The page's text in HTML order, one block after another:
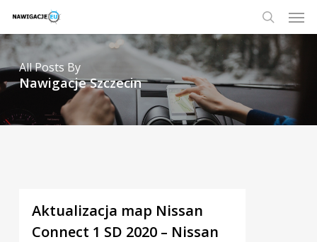
main
content
search
All Posts By
Nawigacje Szczecin
Aktualizacja map Nissan
Connect 1 SD 2020 – Nissan